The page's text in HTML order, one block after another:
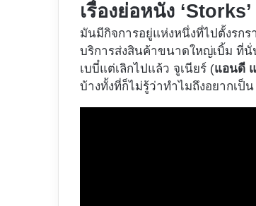
เรื่องย่อหนัง ‘Storks’
มันมีกิจการอยู่แห่งหนึ่งที่ไปตั้งรกร
บริการส่งสินค้าขนาดใหญ่เบิ้ม ที่นั่
เบบี๋แต่เลิกไปแล้ว จูเนียร์ (แอนดี
บ้างทั้งที่ก็ไม่รู้ว่าทำไมถึงอยากเป็น